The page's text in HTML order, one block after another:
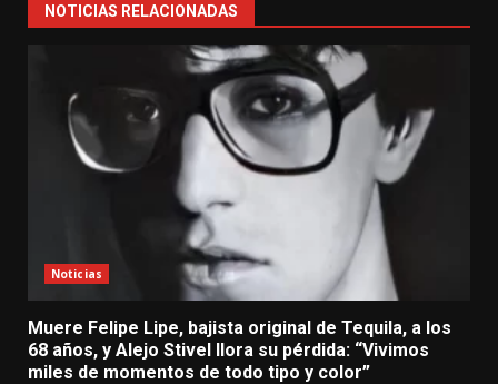
NOTICIAS RELACIONADAS
Noticias
Muere Felipe Lipe, bajista original de Tequila, a los
68 años, y Alejo Stivel llora su pérdida: “Vivimos
miles de momentos de todo tipo y color”